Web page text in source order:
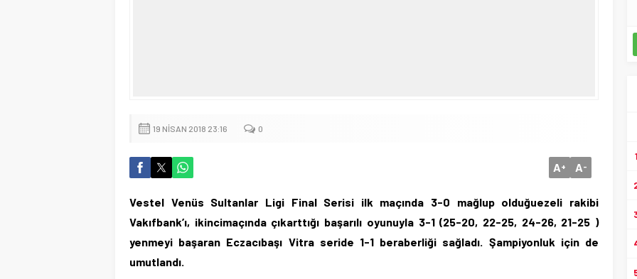
19 NISAN 2018 23:16 0
A+ A-
Vestel Venüs Sultanlar Ligi Final Serisi ilk maçında 3-0 mağlup olduğuezeli rakibi
Vakıfbank’ı, ikincimaçında çıkarttığı başarılı oyunuyla 3-1 (25-20, 22-25, 24-26, 21-25 )
yenmeyi başaran Eczacıbaşı Vitra seride 1-1 beraberliği sağladı. Şampiyonluk için de
umutlandı.
1